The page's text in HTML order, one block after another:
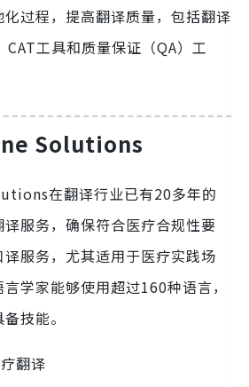
过程，提高翻译质量，包括翻译
工具和质量保证（QA）工
Solutions
在翻译行业已有20多年的
服务，确保符合医疗合规性要
服务，尤其适用于医疗实践场
学家能够使用超过160种语言，
技能。